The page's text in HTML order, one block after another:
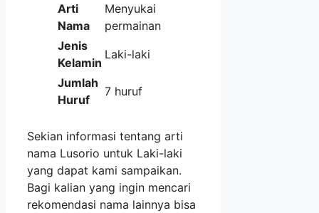
Arti
Nama
Menyukai
permainan
Jenis
Kelamin
Laki-laki
Jumlah
Huruf
7 huruf
Sekian informasi tentang arti
nama Lusorio untuk Laki-laki
yang dapat kami sampaikan.
Bagi kalian yang ingin mencari
rekomendasi nama lainnya bisa